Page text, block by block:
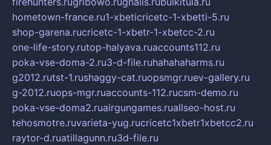
hometown-france.ru1-xbeticricetc-1-xbetti-5.ru
shop-garena.rucricetc-1-xbetr-1-xbetcc-2.ru
one-life-story.rutop-halyava.ruaccounts112.ru
poka-vse-doma-2.ru3-d-file.ruhahahaharms.ru
g2012.rutst-1.rushaggy-cat.ruopsmgr.ruev-gallery.ru
g-2012.ruops-mgr.ruaccounts-112.rucsm-demo.ru
poka-vse-doma2.ruairgungames.ruallseo-host.ru
tehosmotre.ruvarieta-yug.rucricetc1xbetr1xbetcc2.ru
raytor-d.ruatillagunn.ru3d-file.ru